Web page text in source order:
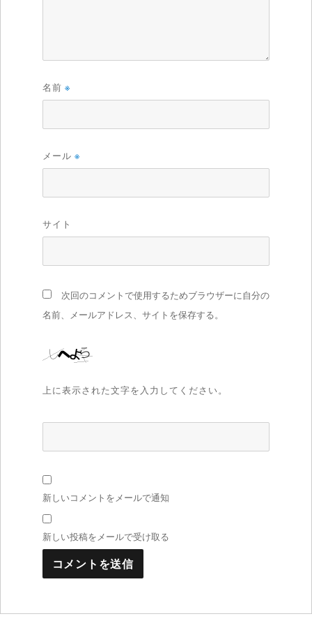
名前 ※
メール ※
サイト
次回のコメントで使用するためブラウザーに自分の
名前、メールアドレス、サイトを保存する。
上に表示された文字を入力してください。
新しいコメントをメールで通知
新しい投稿をメールで受け取る